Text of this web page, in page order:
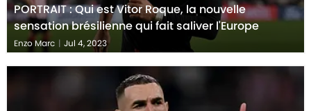
PORTRAIT : Qui est Vitor Roque, la nouvelle
sensation brésilienne qui fait saliver l'Europe
Enzo Marc | Jul 4, 2023